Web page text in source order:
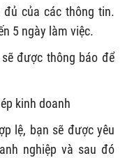
của các thông tin.
5 ngày làm việc.
được thông báo để
kinh doanh
lệ, bạn sẽ được yêu
nghiệp và sau đó